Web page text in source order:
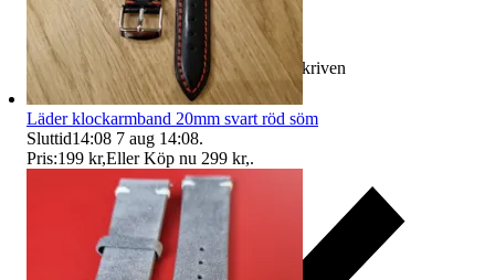
Ersättning om varan inte är som beskriven
Läder klockarmband 20mm svart röd söm
Sluttid14:08 7 aug 14:08.
Pris:199 kr,Eller Köp nu 299 kr,.